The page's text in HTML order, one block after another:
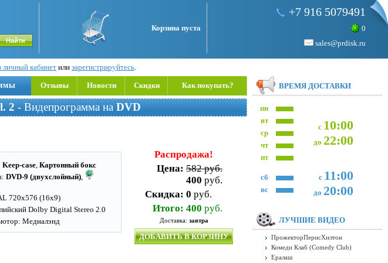
Корзина пуста
+7 916 5079491
0
sales@prdisk.ru
личный кабинетили зарегистрируйтесь.
Отзывы Новости Скидки Как покупать?
2 - Видепрограмма на DVD
Keep-case, Картонный бокс
DVD-9 (двухслойный),
720x576 (16x9)
Dolby Digital Stereo 2.0
Медиалэнд
Распродажа!
Цена: 582 руб.
400 руб.
Скидка: 0 руб.
Итого: 400 руб.
Доставка: завтра
ДОБАВИТЬ В КОРЗИНУ
ВРЕМЯ ДОСТАВКИ
пн
с 10:00
до 22:00
вт
ср
чт
пт
с 11:00
до 20:00
сб
вс
ЛУЧШИЕ ВИДЕО
ПрожекторПерисХилтон
Комеди Клаб (Comedy Club)
Ералаш